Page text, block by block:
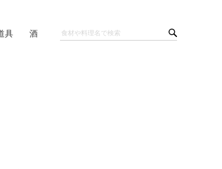
具 酒